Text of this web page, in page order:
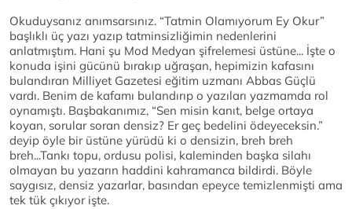
Okuduysanız anımsarsınız. “Tatmin Olamıyorum Ey Okur”
başlıklı üç yazı yazıp tatminsizliğimin nedenlerini
anlatmıştım. Hani şu Mod Medyan şifrelemesi üstüne... İşte o
konuda işini gücünü bırakıp uğraşan, hepimizin kafasını
bulandıran Milliyet Gazetesi eğitim uzmanı Abbas Güçlü
vardı. Benim de kafamı bulandırıp o yazıları yazmamda rol
oynamıştı. Başbakanımız, “Sen misin kanıt, belge ortaya
koyan, sorular soran densiz? Er geç bedelini ödeyeceksin.”
deyip öyle bir üstüne yürüdü ki o densizin, breh breh
breh...Tankı topu, ordusu polisi, kaleminden başka silahı
olmayan bu yazarın haddini kahramanca bildirdi. Böyle
saygısız, densiz yazarlar, basından epeyce temizlenmişti ama
tek tük çıkıyor işte.